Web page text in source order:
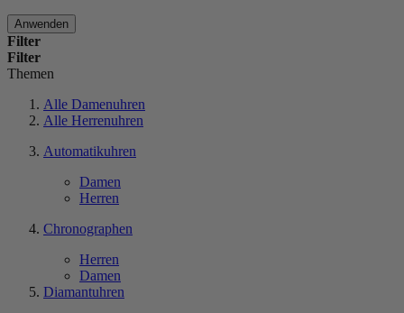
Anwenden
Filter
Filter
Themen
Alle Damenuhren
Alle Herrenuhren
Automatikuhren
Damen
Herren
Chronographen
Herren
Damen
Diamantuhren